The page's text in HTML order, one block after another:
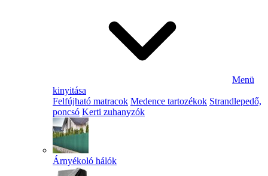
Menü
kinyitása
Felfújható matracok Medence tartozékok Strandlepedő,
poncsó Kerti zuhanyzók
Árnyékoló hálók